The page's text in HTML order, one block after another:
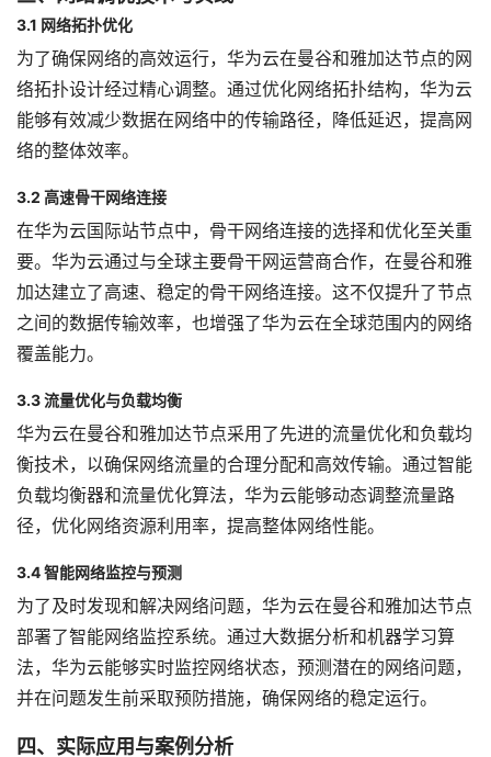
3.1 网络拓扑优化
为了确保网络的高效运行，华为云在曼谷和雅加达节点的网
络拓扑设计经过精心调整。通过优化网络拓扑结构，华为云
能够有效减少数据在网络中的传输路径，降低延迟，提高网
络的整体效率。
3.2 高速骨干网络连接
在华为云国际站节点中，骨干网络连接的选择和优化至关重
要。华为云通过与全球主要骨干网运营商合作，在曼谷和雅
加达建立了高速、稳定的骨干网络连接。这不仅提升了节点
之间的数据传输效率，也增强了华为云在全球范围内的网络
覆盖能力。
3.3 流量优化与负载均衡
华为云在曼谷和雅加达节点采用了先进的流量优化和负载均
衡技术，以确保网络流量的合理分配和高效传输。通过智能
负载均衡器和流量优化算法，华为云能够动态调整流量路
径，优化网络资源利用率，提高整体网络性能。
3.4 智能网络监控与预测
为了及时发现和解决网络问题，华为云在曼谷和雅加达节点
部署了智能网络监控系统。通过大数据分析和机器学习算
法，华为云能够实时监控网络状态，预测潜在的网络问题，
并在问题发生前采取预防措施，确保网络的稳定运行。
四、实际应用与案例分析